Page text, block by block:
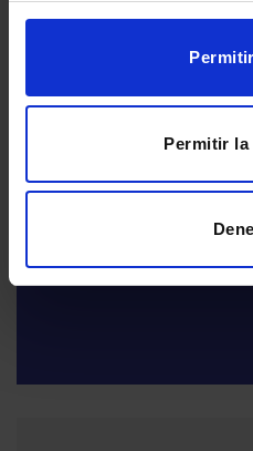
Permitir la
Pago aplazado
Te lo ponemos fácil.
que el dinero no sea un